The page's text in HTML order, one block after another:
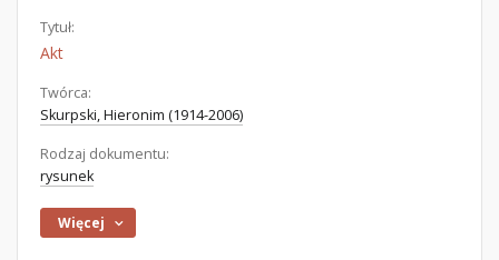
Tytuł:
Akt
Twórca:
Skurpski, Hieronim (1914-2006)
Rodzaj dokumentu:
rysunek
Więcej